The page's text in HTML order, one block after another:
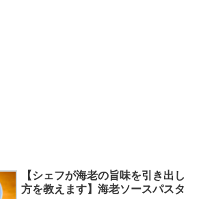
【シェフが海老の旨味を引き出し
方を教えます】海老ソースパスタ